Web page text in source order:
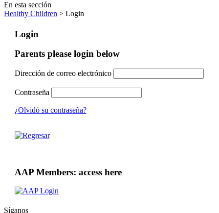
En esta sección
Healthy Children > Login
Login
Parents please login below
Dirección de correo electrónico
Contraseña
¿Olvidó su contraseña?
AAP Members: access here
Síganos